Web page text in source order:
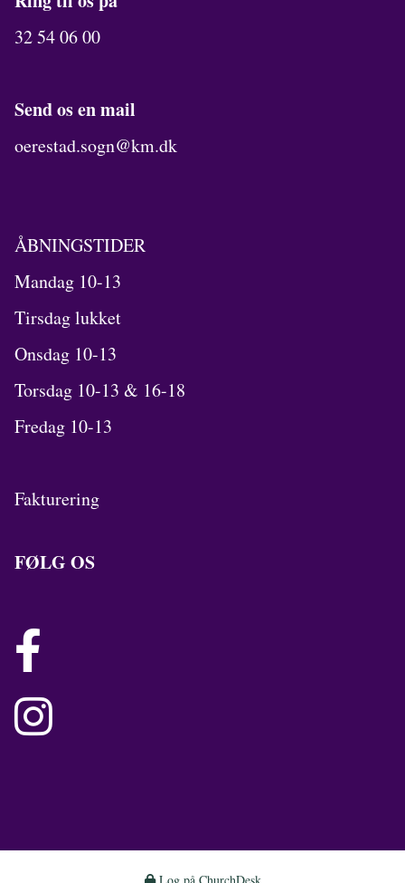
32 54 06 00
Send os en mail
oerestad.sogn@km.dk
ÅBNINGSTIDER
Mandag 10-13
Tirsdag lukket
Onsdag 10-13
Torsdag 10-13 & 16-18
Fredag 10-13
Fakturering
FØLG OS

